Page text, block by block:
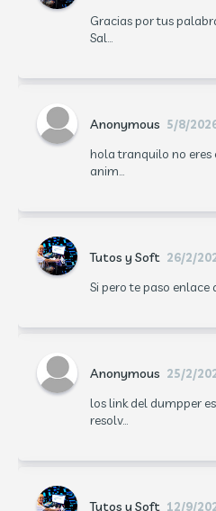
Gracias por tus
Sal...
Anonymous 5/8/
hola tranquilo no eres
anim...
Tutos y Soft 26/2/
Si pero te paso enlace
Anonymous 25/2/
los link del dumpper
resolv...
Tutos y Soft 12/9/